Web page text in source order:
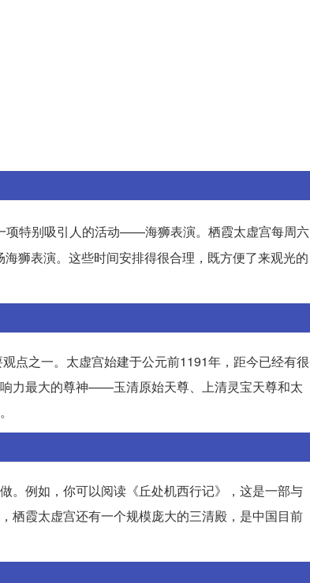
项特别吸引人的活动——海狮表演。栖霞太虚宫每周六
狮表演。这些时间安排得很合理，既方便了来观光的
点之一。太虚宫始建于公元前1191年，距今已经有很
力最大的尊神——玉清原始天尊、上清灵宝天尊和太
。例如，你可以阅读《丘处机西行记》，这是一部与
栖霞太虚宫还有一个规模庞大的三清殿，是中国目前